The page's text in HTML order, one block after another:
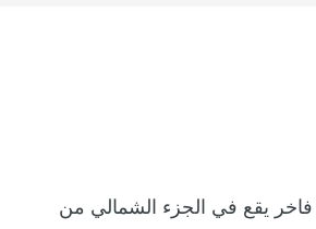
يقع في الجزء الشمالي من